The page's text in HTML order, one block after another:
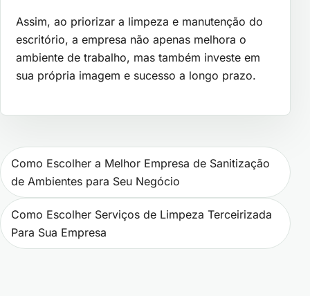
Assim, ao priorizar a limpeza e manutenção do
escritório, a empresa não apenas melhora o
ambiente de trabalho, mas também investe em
sua própria imagem e sucesso a longo prazo.
Navegação de Post
Como Escolher a Melhor Empresa de Sanitização
de Ambientes para Seu Negócio
Como Escolher Serviços de Limpeza Terceirizada
Para Sua Empresa